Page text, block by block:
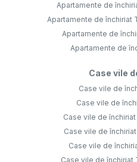
Apartamente de
Apartamente de închiriat
Apartamente de
Apartamente de
Case vile
Case vile de
Case vile de
Case vile de
Case vile de
Case vile de
Case vile de închiriat